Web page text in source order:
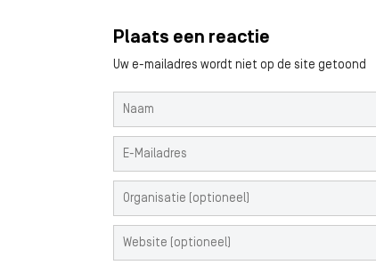
Plaats een reactie
Uw e-mailadres wordt niet op de site getoond